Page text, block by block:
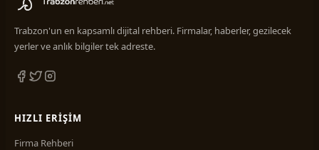
Trabzon'un en kapsamlı dijital rehberi. Firmalar, haberler, gezilecek
yerler ve anlık bilgiler tek adreste.
HIZLI ERIŞIM
Firma Rehberi